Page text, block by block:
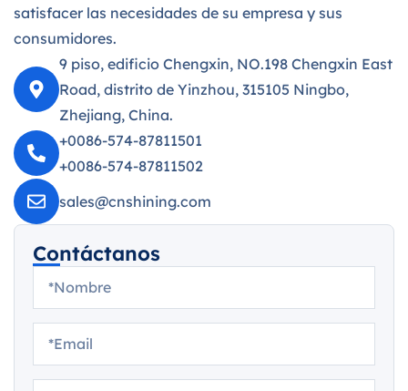
satisfacer las necesidades de su empresa y sus
consumidores.
9 piso, edificio Chengxin, NO.198 Chengxin East
Road, distrito de Yinzhou, 315105 Ningbo,
Zhejiang, China.
+0086-574-87811501
+0086-574-87811502
sales@cnshining.com
Contáctanos